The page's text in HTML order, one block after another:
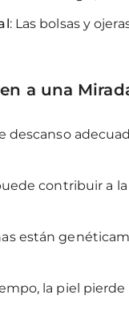
: Las bolsas y
a una
descanso
contribuir a
están
la piel